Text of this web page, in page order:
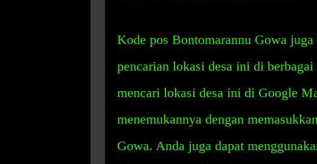
Kode pos Bontomarannu Gowa
pencarian lokasi desa ini di
mencari lokasi desa ini di Google
menemukannya dengan
Gowa. Anda juga dapat